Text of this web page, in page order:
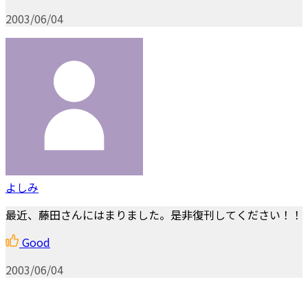
2003/06/04
よしみ
最近、藤田さんにはまりました。是非復刊してください！！
Good
2003/06/04